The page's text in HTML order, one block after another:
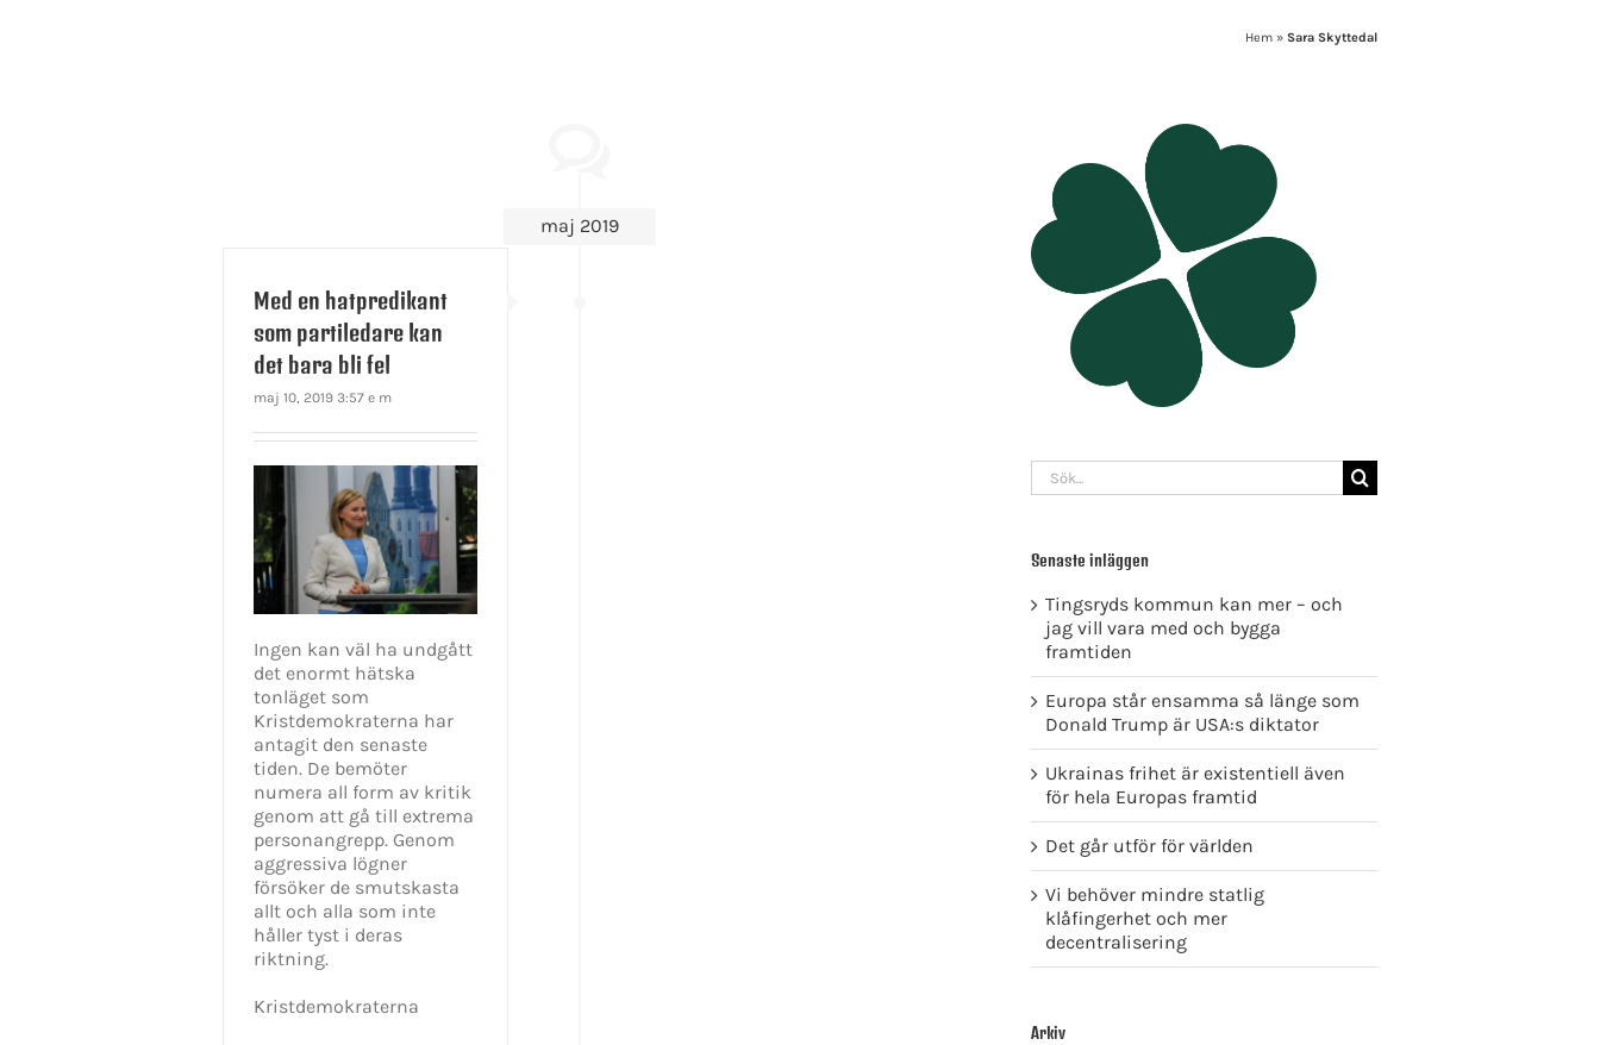
Hem » Sara Skyttedal
maj 2019
Med en hatpredikant
som partiledare kan
det bara bli fel
maj 10, 2019 3:57 e m
Ingen kan väl ha undgått
det enormt hätska
tonläget som
Kristdemokraterna har
antagit den senaste
tiden. De bemöter
numera all form av kritik
genom att gå till extrema
personangrepp. Genom
aggressiva lögner
försöker de smutskasta
allt och alla som inte
håller tyst i deras
riktning.
Kristdemokraterna
Sök
efter:
Senaste inläggen
Tingsryds kommun kan mer – och
jag vill vara med och bygga
framtiden
Europa står ensamma så länge som
Donald Trump är USA:s diktator
Ukrainas frihet är existentiell även
för hela Europas framtid
Det går utför för världen
Vi behöver mindre statlig
klåfingerhet och mer
decentralisering
Arkiv